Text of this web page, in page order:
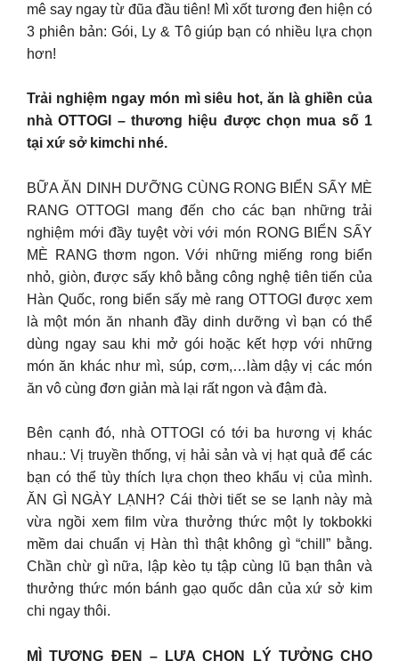
mê say ngay từ đũa đầu tiên! Mì xốt tương đen hiện có
3 phiên bản: Gói, Ly & Tô giúp bạn có nhiều lựa chọn
hơn!
Trải nghiệm ngay món mì siêu hot, ăn là ghiền của
nhà OTTOGI – thương hiệu được chọn mua số 1
tại xứ sở kimchi nhé.
BỮA ĂN DINH DƯỠNG CÙNG RONG BIỂN SẤY MÈ
RANG OTTOGI mang đến cho các bạn những trải
nghiệm mới đầy tuyệt vời với món RONG BIỂN SẤY
MÈ RANG thơm ngon. Với những miếng rong biển
nhỏ, giòn, được sấy khô bằng công nghệ tiên tiến của
Hàn Quốc, rong biển sấy mè rang OTTOGI được xem
là một món ăn nhanh đầy dinh dưỡng vì bạn có thể
dùng ngay sau khi mở gói hoặc kết hợp với những
món ăn khác như mì, súp, cơm,…làm dậy vị các món
ăn vô cùng đơn giản mà lại rất ngon và đậm đà.
Bên cạnh đó, nhà OTTOGI có tới ba hương vị khác
nhau.: Vị truyền thống, vị hải sản và vị hạt quả để các
bạn có thể tùy thích lựa chọn theo khẩu vị của mình.
ĂN GÌ NGÀY LẠNH? Cái thời tiết se se lạnh này mà
vừa ngồi xem film vừa thưởng thức một ly tokbokki
mềm dai chuẩn vị Hàn thì thật không gì “chill” bằng.
Chần chừ gì nữa, lập kèo tụ tập cùng lũ bạn thân và
thưởng thức món bánh gạo quốc dân của xứ sở kim
chi ngay thôi.
MÌ TƯƠNG ĐEN – LỰA CHỌN LÝ TƯỞNG CHO